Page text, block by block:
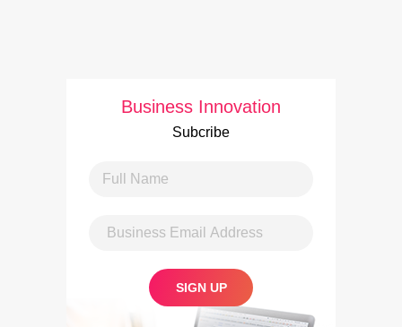
Business Innovation
Subcribe